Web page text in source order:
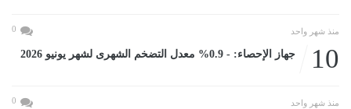
منذ شهر واحد 0
10 جهاز الإحصاء: - 0.9% معدل التضخم الشهرى لشهر يونيو 2026
منذ شهر واحد 0